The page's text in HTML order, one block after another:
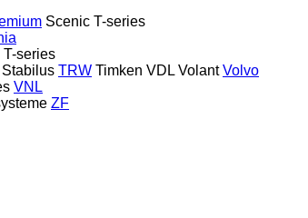
Scenic T-series
T-series
Stabilus TRW Timken VDL Volant Volvo
VNL
ZF